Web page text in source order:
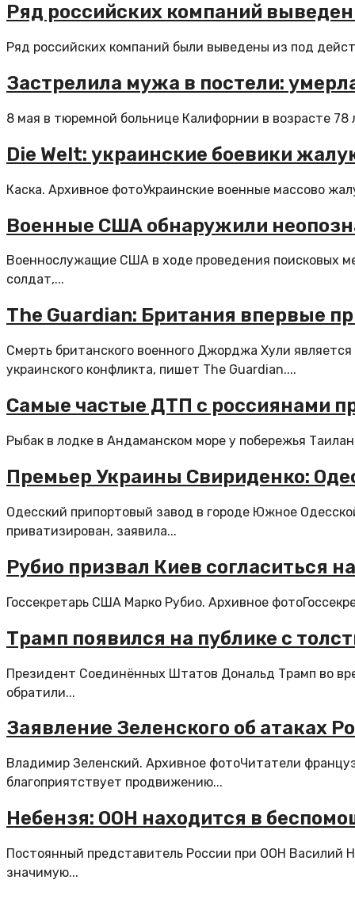
Ряд российских компаний
Ряд российских компаний были выведены из под
Застрелила мужа в постели:
8 мая в тюремной больнице Калифорнии в возрасте
Die Welt: украинские боевики
Каска. Архивное фотоУкраинские военные массово
Военные США обнаружили
Военнослужащие США в ходе проведения поисковых
солдат,...
The Guardian: Британия впервые
Смерть британского военного Джорджа Хули
украинского конфликта, пишет The Guardian....
Самые частые ДТП с россиянами
Рыбак в лодке в Андаманском море у побережья
Премьер Украины Свириденко:
Одесский припортовый завод в городе Южное
приватизирован, заявила...
Рубио призвал Киев согласиться
Госсекретарь США Марко Рубио. Архивное
Трамп появился на публике с
Президент Соединённых Штатов Дональд Трамп во
обратили...
Заявление Зеленского об атаках
Владимир Зеленский. Архивное фотоЧитатели
благоприятствует продвижению...
Небензя: ООН находится в
Постоянный представитель России при ООН Василий
значимую...